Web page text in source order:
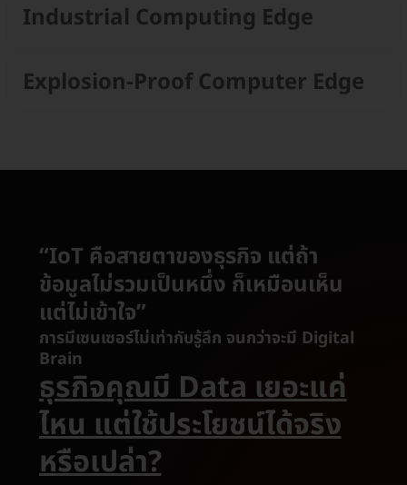
Industrial Computing Edge
Explosion-Proof Computer Edge
“IoT คือสายตาของธุรกิจ แต่ถ้า
ข้อมูลไม่รวมเป็นหนึ่ง ก็เหมือนเห็น
แต่ไม่เข้าใจ”
การมีเซนเซอร์ไม่เท่ากับรู้ลึก จนกว่าจะมี Digital
Brain
ธุรกิจคุณมี Data เยอะแค่
ไหน แต่ใช้ประโยชน์ได้จริง
หรือเปล่า?